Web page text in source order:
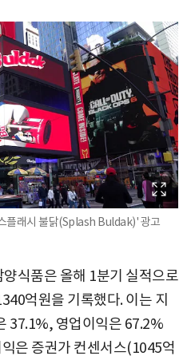
플래시 불닭(Splash Buldak)' 광고
식품은 올해 1분기 실적으로
억원을 기록했다. 이는 지
37.1%, 영업이익은 67.2%
은 증권가 컨센서스(1045억